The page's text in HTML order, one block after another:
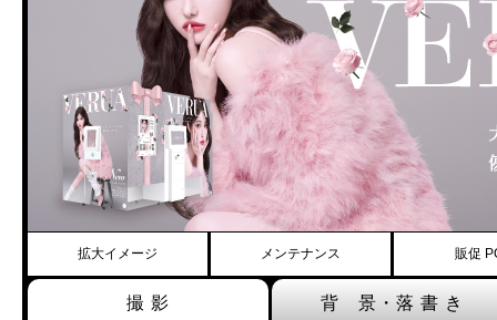
拡大イメージ メンテナンス 販促
撮 影 背 景・落 書 き